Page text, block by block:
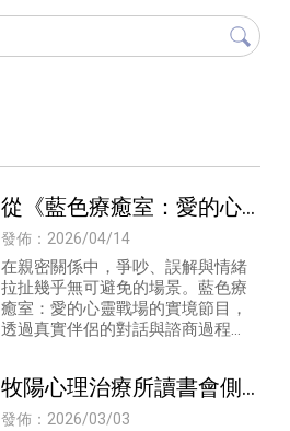
從《藍色療癒室：愛的心
靈戰場》看見關係修復的
可能 #親密關係常見的互
動困境#什麼是伴侶諮商#
誰適合進行伴侶諮商？#伴
發佈：2026/04/14
在親密關係中，爭吵、誤解與情緒
拉扯幾乎無可避免的場景。藍色療
癒室：愛的心靈戰場的實境節目，
透過真實伴侶的對話與諮商過程，
卡住時，是否有更健康
牧陽心理治療所讀書會側
寫-《親愛的小孩》#高雄
發佈：2026/03/03